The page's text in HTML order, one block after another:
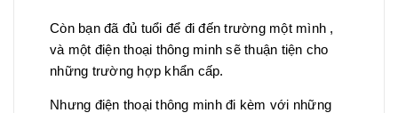
Còn bạn đã đủ tuổi để đi đến trường một mình ,
và một điện thoại thông minh sẽ thuận tiện cho
những trường hợp khẩn cấp.
Nhưng điện thoại thông minh đi kèm với những